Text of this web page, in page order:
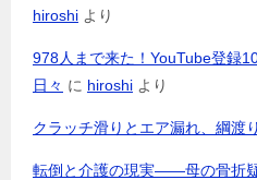
hiroshi より
978人まで来た！YouTube登録
日々 に hiroshi より
クラッチ滑りとエア漏れ、綱渡
転倒と介護の現実――母の骨折